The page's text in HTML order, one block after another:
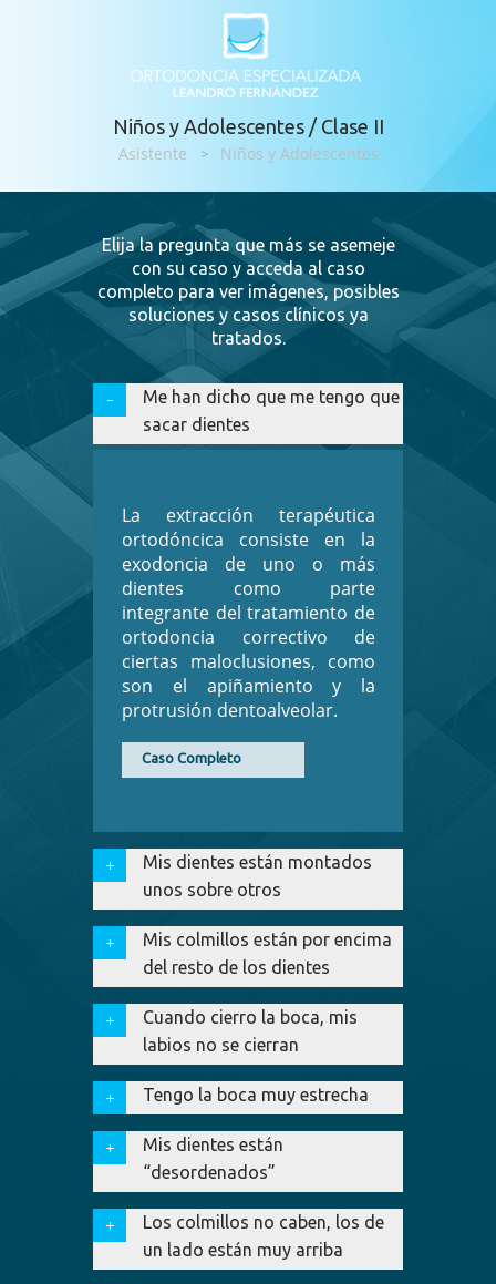
Niños y Adolescentes / Clase II
Asistente > Niños y Adolescentes
Elija la pregunta que más se asemeje
con su caso y acceda al caso
completo para ver imágenes, posibles
soluciones y casos clínicos ya
tratados.
Me han dicho que me tengo que
sacar dientes
La extracción terapéutica
ortodóncica consiste en la
exodoncia de uno o más
dientes como parte
integrante del tratamiento de
ortodoncia correctivo de
ciertas maloclusiones, como
son el apiñamiento y la
protrusión dentoalveolar.
Caso Completo
Mis dientes están montados
unos sobre otros
Mis colmillos están por encima
del resto de los dientes
Cuando cierro la boca, mis
labios no se cierran
Tengo la boca muy estrecha
Mis dientes están
“desordenados”
Los colmillos no caben, los de
un lado están muy arriba